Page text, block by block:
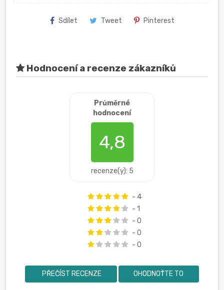
Sdílet Tweet Pinterest
Hodnocení a recenze zákazníků
Průměrné
hodnocení
4,8
recenze(y): 5
- 4
- 1
- 0
- 0
- 0
PŘEČÍST RECENZE OHODNOŤTE TO